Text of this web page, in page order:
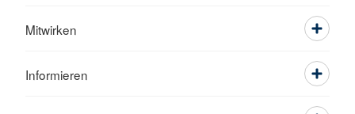
Mitwirken
Informieren